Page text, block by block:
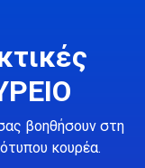
βοηθήσουν στη
κουρέα.